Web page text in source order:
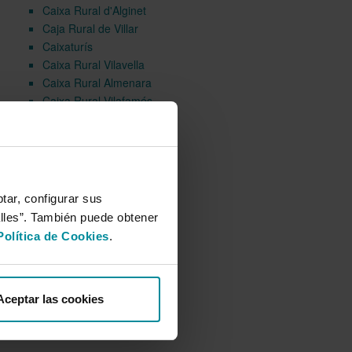
configurar sus
También puede obtener
de Cookies.
las cookies
Caixa Rural d'Alginet
Caja Rural de Villar
Caixaturís
Caixa Rural Vilavella
Caixa Rural Almenara
Caixa Rural Vilafamés